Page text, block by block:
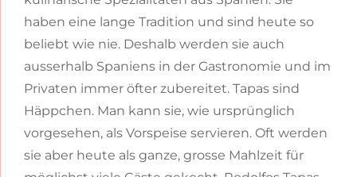
haben eine lange Tradition und sind heute so
beliebt wie nie. Deshalb werden sie auch
ausserhalb Spaniens in der Gastronomie und im
Privaten immer öfter zubereitet. Tapas sind
Häppchen. Man kann sie, wie ursprünglich
vorgesehen, als Vorspeise servieren. Oft werden
sie aber heute als ganze, grosse Mahlzeit für